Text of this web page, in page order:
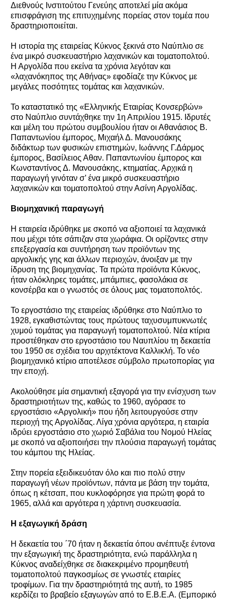
Διεθνούς Ινστιτούτου Γενεύης αποτελεί μία ακόμα
επισφράγιση της επιτυχημένης πορείας στον τομέα που
δραστηριοποιείται.
Η ιστορία της εταιρείας Κύκνος ξεκινά στο Ναύπλιο σε
ένα μικρό συσκευαστήριο λαχανικών και τοματοπολτού.
Η Αργολίδα που εκείνα τα χρόνια λεγόταν και
«λαχανόκηπος της Αθήνας» εφοδίαζε την Κύκνος με
μεγάλες ποσότητες τομάτας και λαχανικών.
Το καταστατικό της «Ελληνικής Εταιρίας Κονσερβών»
στο Ναύπλιο συντάχθηκε την 1η Απριλίου 1915. Ιδρυτές
και μέλη του πρώτου συμβουλίου ήταν οι Αθανάσιος Β.
Παπαντωνίου έμπορος, Μιχαήλ Δ. Μανουσάκης
διδάκτωρ των φυσικών επιστημών, Ιωάννης Γ.Δάρμος
έμπορος, Βασίλειος Αθαν. Παπαντωνίου έμπορος και
Κωνσταντίνος Δ. Μανουσάκης, κτηματίας. Αρχικά η
παραγωγή γινόταν σ’ ένα μικρό συσκευαστήριο
λαχανικών και τοματοπολτού στην Ασίνη Αργολίδας.
Βιομηχανική παραγωγή
Η εταιρεία ιδρύθηκε με σκοπό να αξιοποιεί τα λαχανικά
που μέχρι τότε σάπιζαν στα χωράφια. Οι ορίζοντες στην
επεξεργασία και συντήρηση των προϊόντων της
αργολικής γης και άλλων περιοχών, άνοιξαν με την
ίδρυση της βιομηχανίας. Τα πρώτα προϊόντα Κύκνος,
ήταν ολόκληρες τομάτες, μπάμπιες, φασολάκια σε
κονσέρβα και ο γνωστός σε όλους μας τοματοπολτός.
Το εργοστάσιο της εταιρείας ιδρύθηκε στο Ναύπλιο το
1928, εγκαθιστώντας τους πρώτους ταχυσυμπυκνωτές
χυμού τομάτας για παραγωγή τοματοπολτού. Νέα κτίρια
προστέθηκαν στο εργοστάσιο του Ναυπλίου τη δεκαετία
του 1950 σε σχέδια του αρχιτέκτονα Καλλικλή. Το νέο
βιομηχανικό κτίριο αποτέλεσε σύμβολο πρωτοπορίας για
την εποχή.
Ακολούθησε μία σημαντική εξαγορά για την ενίσχυση των
δραστηριοτήτων της, καθώς το 1960, αγόρασε το
εργοστάσιο «Αργολική» που ήδη λειτουργούσε στην
περιοχή της Αργολίδας. Λίγα χρόνια αργότερα, η εταιρία
ιδρύει εργοστάσιο στο χωριό Σαβάλια του Νομού Ηλείας
με σκοπό να αξιοποιήσει την πλούσια παραγωγή τομάτας
του κάμπου της Ηλείας.
Στην πορεία εξειδικευόταν όλο και πιο πολύ στην
παραγωγή νέων προϊόντων, πάντα με βάση την τομάτα,
όπως η κέτσαπ, που κυκλοφόρησε για πρώτη φορά το
1965, αλλά και αργότερα η χάρτινη συσκευασία.
Η εξαγωγική δράση
Η δεκαετία του ΄70 ήταν η δεκαετία όπου ανέπτυξε έντονα
την εξαγωγική της δραστηριότητα, ενώ παράλληλα η
Κύκνος αναδείχθηκε σε διακεκριμένο προμηθευτή
τοματοπολτού παγκοσμίως σε γνωστές εταιρίες
τροφίμων. Για την δραστηριότητά της αυτή, το 1985
κερδίζει το βραβείο εξαγωγών από το Ε.Β.Ε.Α. (Εμπορικό